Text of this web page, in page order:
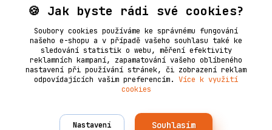
info@renovacekuze.cz
🍪 Jak byste rádi své cookies?
Soubory cookies používáme ke správnému fungování
našeho e-shopu a v případě vašeho souhlasu také ke
sledování statistik o webu, měření efektivity
reklamních kampaní, zapamatování vašeho oblíbeného
nastavení při používání stránek, či zobrazení reklam
odpovídajících vašim preferencím. Více k využití
cookies
Nastavení Souhlasím